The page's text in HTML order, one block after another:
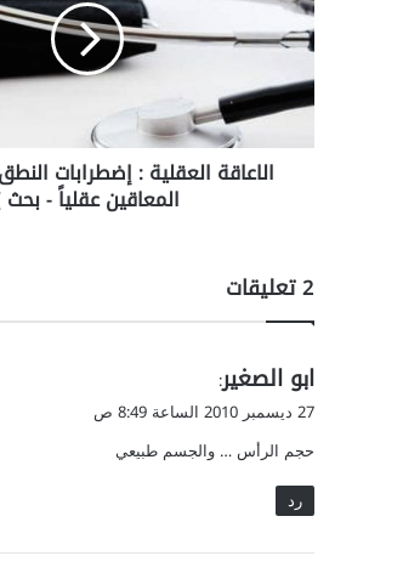
ع
ا
ة
ل
ة
:
إ
ط
ر
ا
ب
ا
ت
ل
الاعاقة العقلية : إضطرابات
المعاقين عقلياً -
‫2 تعليقات
ي
ق
ل
ابو الصغير:
27 ديسمبر 2010 الساعة 8:49 ص
حجم الرأس … والجسم طبيعي
رد